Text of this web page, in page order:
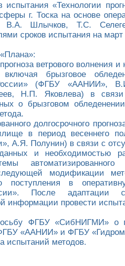
«Технологии
г. Тоска на основе
В.А. Шлычков, Т.С.
сроков испытания на март
ветрового волнения и
брызговое
России» (ФГБУ «ААНИИ»,
Н.П. Яковлева) в
о брызговом
долгосрочного
в период весеннего
А.Я. Полунин) в связи с
и необходимостью
модификации
поступления в
После адаптации
информации провести
ФГБУ «СибНИГМИ» о
«ААНИИ» и ФГБУ
испытаний методов.